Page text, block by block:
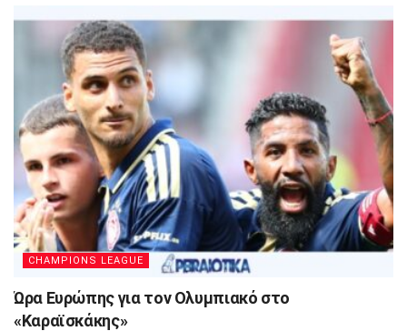
CHAMPIONS LEAGUE
Ώρα Ευρώπης για τον Ολυμπιακό στο
«Καραϊσκάκης»